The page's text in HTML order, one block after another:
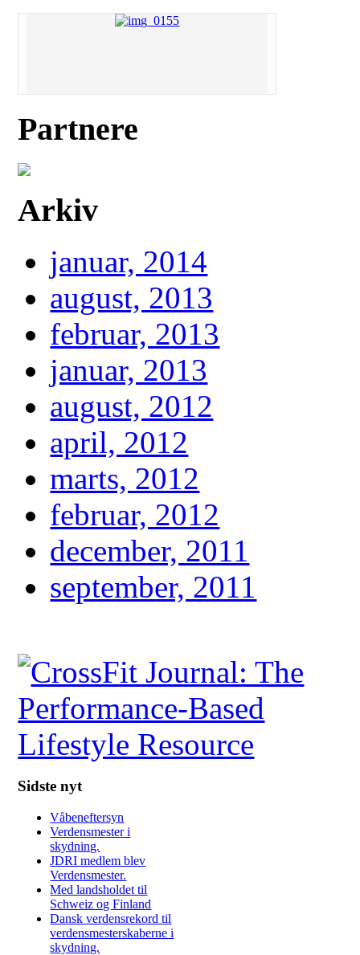
Partnere
Arkiv
januar, 2014
august, 2013
februar, 2013
januar, 2013
august, 2012
april, 2012
marts, 2012
februar, 2012
december, 2011
september, 2011
Sidste nyt
Våbeneftersyn
Verdensmester i
skydning.
JDRI medlem blev
Verdensmester.
Med landsholdet til
Schweiz og Finland
Dansk verdensrekord til
verdensmesterskaberne i
skydning.